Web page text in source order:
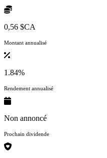
0,56 $CA
Montant annualisé
1.84%
Rendement annualisé
Non annoncé
Prochain dividende